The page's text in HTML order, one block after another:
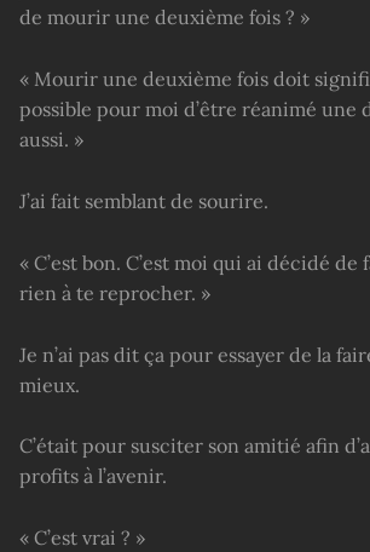
de mourir une deuxième fois ? »
« Mourir une deuxième fois doit
possible pour moi d’être réanimé une
aussi. »
J’ai fait semblant de sourire.
« C’est bon. C’est moi qui ai décidé de
rien à te reprocher. »
Je n’ai pas dit ça pour essayer de la
mieux.
C’était pour susciter son amitié afin
profits à l’avenir.
« C’est vrai ? »